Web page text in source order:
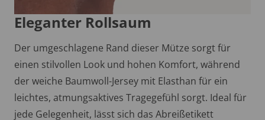
Eleganter Rollsaum
Der umgeschlagene Rand dieser Mütze sorgt für
einen stilvollen Look und hohen Komfort, während
der weiche Baumwoll-Jersey mit Elasthan für ein
leichtes, atmungsaktives Tragegefühl sorgt. Ideal für
jede Gelegenheit, lässt sich das Abreißetikett